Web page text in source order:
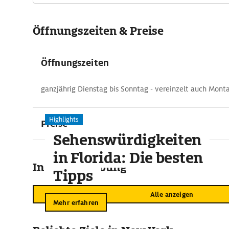
Öffnungszeiten & Preise
Öffnungszeiten
ganzjährig Dienstag bis Sonntag - vereinzelt auch
Preise
In der Umgebung
Alle anzeigen
Highlights
Sehenswürdigkeiten
in Florida: Die besten
Tipps
Mehr erfahren